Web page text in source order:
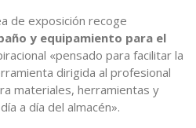
de exposición recoge
y equipamiento para el
«pensado para facilitar la
dirigida al profesional
materiales, herramientas y
a día del almacén».